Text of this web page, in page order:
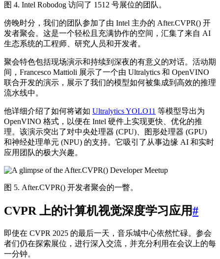
图 4. Intel Robodog 访问了 1512 号展位的团队。
傍晚时分，我们的团队参加了由 Intel 主办的 After.CVPR() 开
发者聚会。这是一个轻松且充满协作的空间，汇集了来自 AI
生态系统的工程师、研究人员和开发者。
聚会特色包括现场演示和持续到深夜的有意义的对话。活动期
间，Francesco Mattioli 展示了一个由 Ultralytics 和 OpenVINO
联合开发的演示，展示了我们的模型如何被集成到高效的推理
流水线中。
他详细介绍了如何将诸如 Ultralytics YOLO11 等模型导出为
OpenVINO 格式，以便在 Intel 硬件上实现更快、优化的推
理。该演示突出了对中央处理器 (CPU)、图形处理器 (GPU)
和神经处理单元 (NPU) 的支持。它吸引了从事边缘 AI 和实时
应用团队的极大兴趣。
图 5. After.CVPR() 开发者聚会的一瞥。
CVPR 上的计算机视觉深度学习应用#
即使在 CVPR 2025 的最后一天，音乐城中心依然忙碌。参会
者们仍在探索展位，进行深入交流，并充分利用在会议上的每
一分钟。